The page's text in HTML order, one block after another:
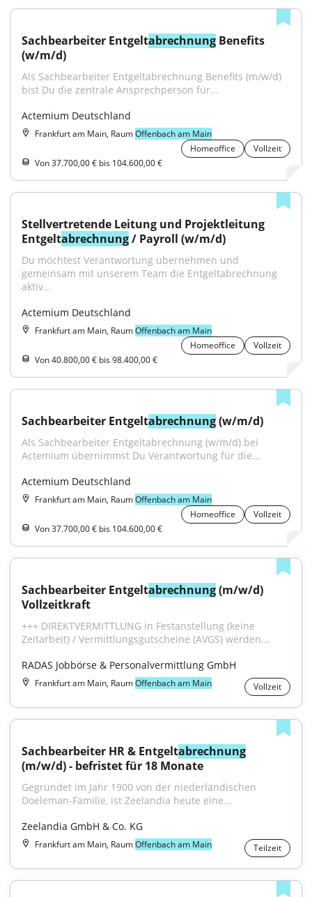
Sachbearbeiter Entgeltabrechnung Benefits
(w/m/d)
Als Sachbearbeiter Entgeltabrechnung Benefits (m/w/d)
bist Du die zentrale Ansprechperson für...
Actemium Deutschland
Frankfurt am Main, RaumOffenbach am Main
Homeoffice
Vollzeit
Von 37.700,00 € bis 104.600,00 €
Stellvertretende Leitung und Projektleitung
Entgeltabrechnung / Payroll (w/m/d)
Du möchtest Verantwortung übernehmen und
gemeinsam mit unserem Team die Entgeltabrechnung
aktiv...
Actemium Deutschland
Frankfurt am Main, RaumOffenbach am Main
Homeoffice
Vollzeit
Von 40.800,00 € bis 98.400,00 €
Sachbearbeiter Entgeltabrechnung (w/m/d)
Als Sachbearbeiter Entgeltabrechnung (w/m/d) bei
Actemium übernimmst Du Verantwortung für die...
Actemium Deutschland
Frankfurt am Main, RaumOffenbach am Main
Homeoffice
Vollzeit
Von 37.700,00 € bis 104.600,00 €
Sachbearbeiter Entgeltabrechnung (m/w/d)
Vollzeitkraft
+++ DIREKTVERMITTLUNG in Festanstellung (keine
Zeitarbeit) / Vermittlungsgutscheine (AVGS) werden...
RADAS Jobbörse & Personalvermittlung GmbH
Frankfurt am Main, RaumOffenbach am Main Vollzeit
Sachbearbeiter HR & Entgeltabrechnung
(m/w/d) - befristet für 18 Monate
Gegründet im Jahr 1900 von der niederländischen
Doeleman-Familie, ist Zeelandia heute eine...
Zeelandia GmbH & Co. KG
Frankfurt am Main, RaumOffenbach am Main Teilzeit